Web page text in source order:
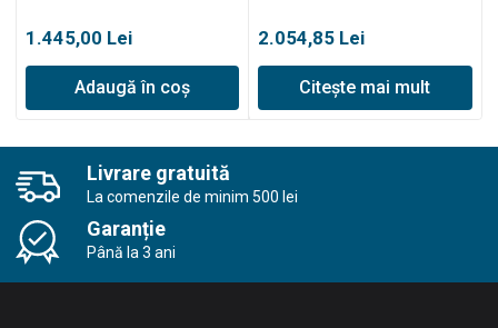
1.445,00 Lei
Adaugă în coș
2.054,85 Lei
Citește mai mult
Livrare gratuită
La comenzile de minim 500 lei
Garanție
Până la 3 ani